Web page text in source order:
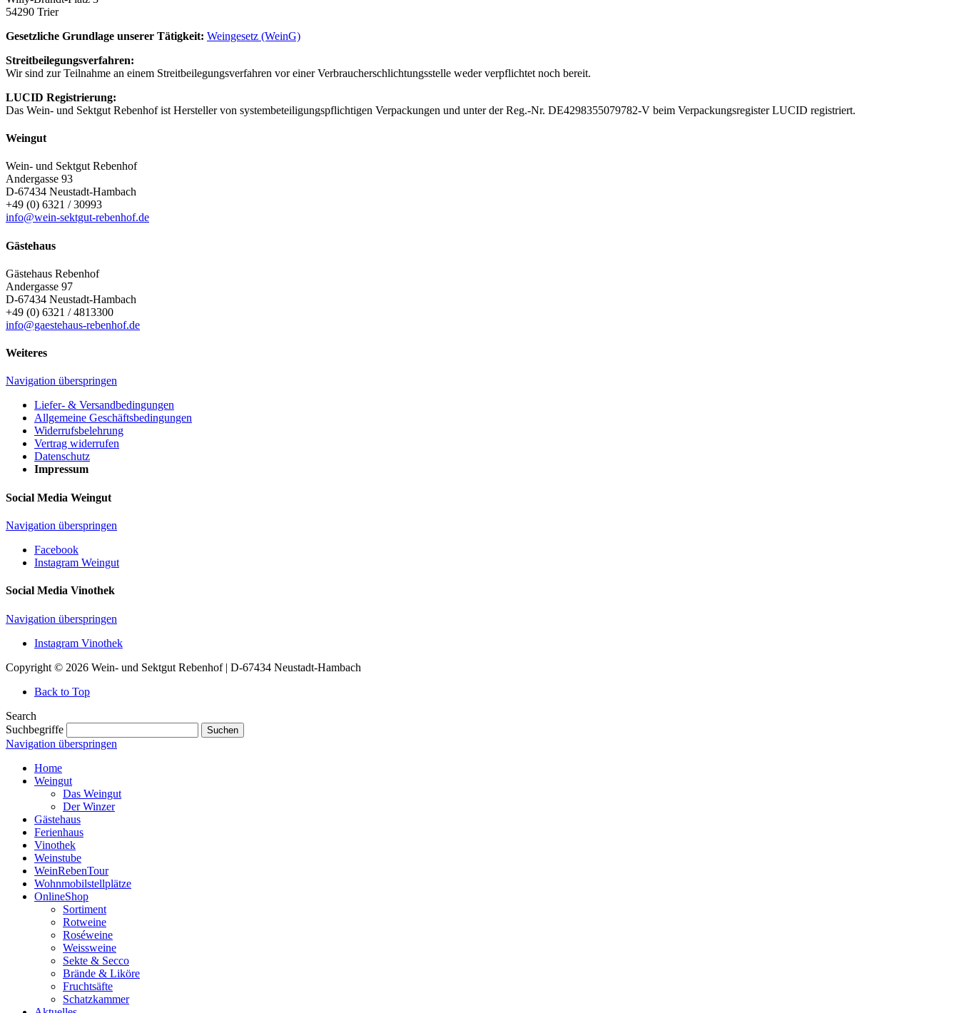
54290 Trier
Gesetzliche Grundlage unserer Tätigkeit: Weingesetz (WeinG)
Streitbeilegungsverfahren:
Wir sind zur Teilnahme an einem Streitbeilegungsverfahren vor einer Verbraucherschlichtungsstelle weder verpflichtet noch bereit.
LUCID Registrierung:
Das Wein- und Sektgut Rebenhof ist Hersteller von systembeteiligungspflichtigen Verpackungen und unter der Reg.-Nr. DE4298355079782-V beim Verpackungsregister LUCID registriert.
Weingut
Wein- und Sektgut Rebenhof
Andergasse 93
D-67434 Neustadt-Hambach
+49 (0) 6321 / 30993
info@wein-sektgut-rebenhof.de
Gästehaus
Gästehaus Rebenhof
Andergasse 97
D-67434 Neustadt-Hambach
+49 (0) 6321 / 4813300
info@gaestehaus-rebenhof.de
Weiteres
Navigation überspringen
Liefer- & Versandbedingungen
Allgemeine Geschäftsbedingungen
Widerrufsbelehrung
Vertrag widerrufen
Datenschutz
Impressum
Social Media Weingut
Navigation überspringen
Facebook
Instagram Weingut
Social Media Vinothek
Navigation überspringen
Instagram Vinothek
Copyright © 2026 Wein- und Sektgut Rebenhof | D-67434 Neustadt-Hambach
Back to Top
Search
Suchbegriffe
Suchen
Navigation überspringen
Home
Weingut
Das Weingut
Der Winzer
Gästehaus
Ferienhaus
Vinothek
Weinstube
WeinRebenTour
Wohnmobilstellplätze
OnlineShop
Sortiment
Rotweine
Roséweine
Weissweine
Sekte & Secco
Brände & Liköre
Fruchtsäfte
Schatzkammer